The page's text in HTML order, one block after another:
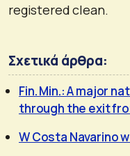
registered clean.
Σχετικά άρθρα:
Fin. Min.: A major
through the exit
W Costa Navarino